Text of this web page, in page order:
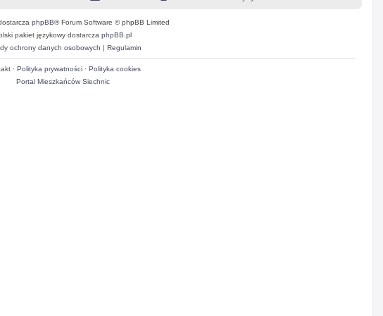
phpBB® Forum Software © phpBB Limited
pakiet językowy dostarcza phpBB.pl
ochrony danych osobowych | Regulamin
· Polityka prywatności· Polityka cookies
Portal Mieszkańców Siechnic